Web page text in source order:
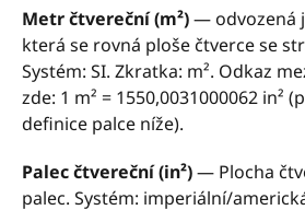
Metr čtvereční (m²)— odvozená
která se rovná ploše čtverce se
Systém: SI. Zkratka: m². Odkaz
zde: 1 m² = 1550,0031000062 in²
definice palce níže).
Palec čtvereční (in²)— Plocha
palec. Systém: imperiální/